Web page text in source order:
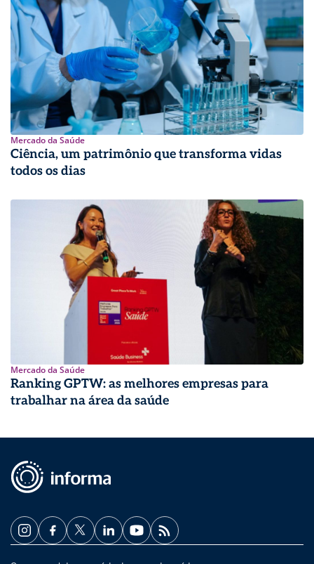
Mercado da Saúde
Ciência, um patrimônio que transforma vidas
todos os dias
Mercado da Saúde
Ranking GPTW: as melhores empresas para
trabalhar na área da saúde